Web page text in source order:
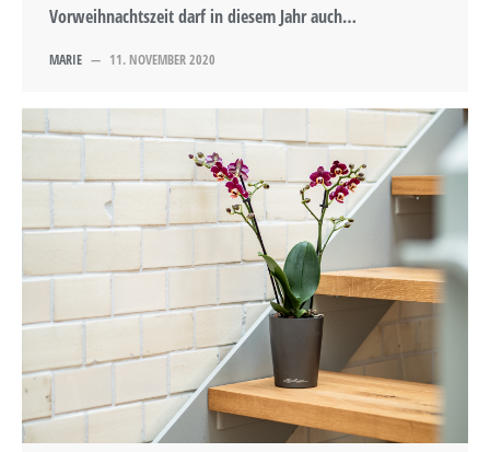
Vorweihnachtszeit darf in diesem Jahr auch…
MARIE — 11. NOVEMBER 2020